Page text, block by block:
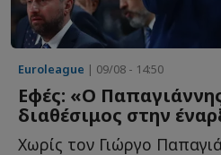
Euroleague | 09/08 - 14:50
Εφές: «Ο
διαθέσιμος στην